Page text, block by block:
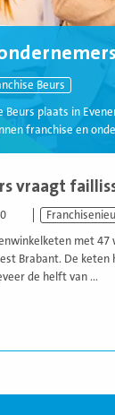
Beurs
plaats in
franchise en
vraagt
met
Brabant. De
de helft van ...